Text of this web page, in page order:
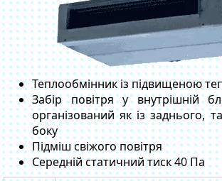
Теплообмінник із підвищеною
Забір повітря у внутрішній
організований як із заднього,
боку
Підміш свіжого повітря
Середній статичний тиск 40 Па